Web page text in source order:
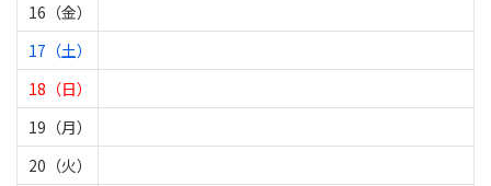
16（金）
17（土）
18（日）
19（月）
20（火）